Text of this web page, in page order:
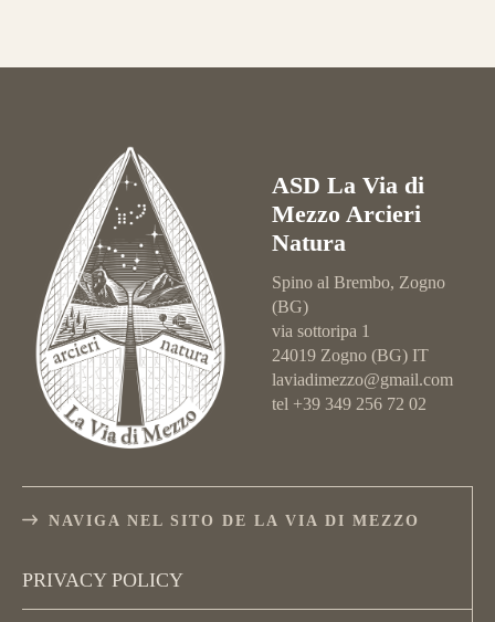
ASD La Via di
Mezzo Arcieri
Natura
Spino al Brembo, Zogno
(BG)
via sottoripa 1
24019 Zogno (BG) IT
laviadimezzo@gmail.com
tel +39 349 256 72 02
NAVIGA NEL SITO DE LA VIA DI MEZZO
PRIVACY POLICY